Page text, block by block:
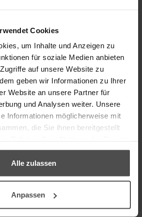
Cookies
um Inhalte und Anzeigen zu
für soziale Medien anbieten
auf unsere Website zu
geben wir Informationen zu Ihrer
Website an unsere Partner für
und Analysen weiter. Unsere
Informationen möglicherweise mit
die Sie ihnen bereitgestellt
Alle zulassen
Anpassen